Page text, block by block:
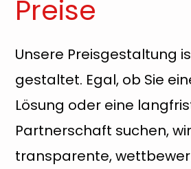
Preise
Unsere Preisgestaltung
gestaltet. Egal, ob Sie
Lösung oder eine
Partnerschaft suchen,
transparente,